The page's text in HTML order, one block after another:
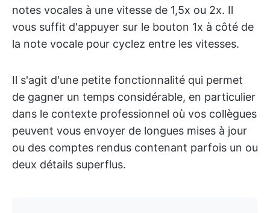
notes vocales à une vitesse de 1,5x ou 2x. Il
vous suffit d'appuyer sur le bouton 1x à côté de
la note vocale pour cyclez entre les vitesses.
Il s'agit d'une petite fonctionnalité qui permet
de gagner un temps considérable, en particulier
dans le contexte professionnel où vos collègues
peuvent vous envoyer de longues mises à jour
ou des comptes rendus contenant parfois un ou
deux détails superflus.